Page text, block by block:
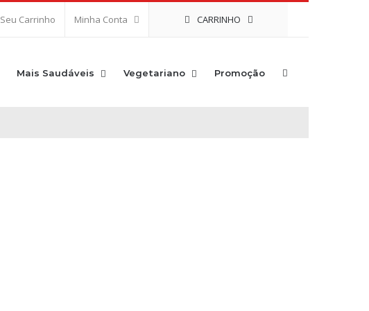
Seu Carrinho Minha Conta CARRINHO
Mais Saudáveis Vegetariano Promoção